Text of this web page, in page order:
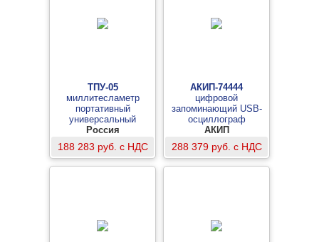
ТПУ-05
миллитесламетр
портативный
универсальный
Россия
188 283 руб. с НДС
АКИП-74444
цифровой
запоминающий USB-
осциллограф
АКИП
288 379 руб. с НДС